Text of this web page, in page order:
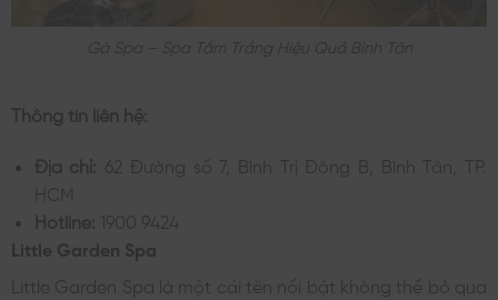
Gà Spa – Spa Tắm Trắng Hiệu Quả Bình Tân
Thông tin liên hệ:
Địa chỉ: 62 Đường số 7, Bình Trị Đông B, Bình Tân, TP.
HCM
Hotline: 1900 9424
Little Garden Spa
Little Garden Spa là một cái tên nổi bật không thể bỏ qua